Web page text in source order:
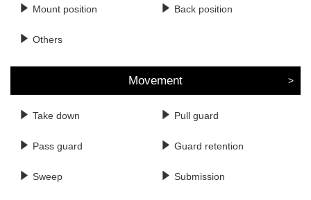
Mount position Back position
Others
Movement
Take down Pull guard
Pass guard Guard retention
Sweep Submission